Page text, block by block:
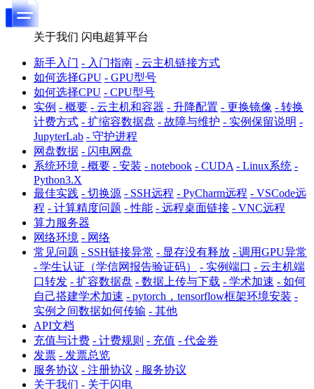
关于我们 闪电超算平台
新手入门 - 入门指南 - 云主机链接方式
如何选择GPU - GPU型号
如何选择CPU - CPU型号
实例 - 概要 - 云主机和容器 - 升降配置 - 更换镜像 - 转换
计费方式 - 扩缩容数据盘 - 故障与维护 - 实例保留说明 -
JupyterLab - 守护进程
网盘数据 - 闪电网盘
系统环境 - 概要 - 安装 - notebook - CUDA - Linux系统 -
Python3.X
最佳实践 - 切换源 - SSH远程 - PyCharm远程 - VSCode远
程 - 计算精度问题 - 性能 - 远程桌面链接 - VNC远程
算力服务器
网络环境 - 网络
常见问题 - SSH链接异常 - 显存没有释放 - 调用GPU异常
- 学生认证（学信网报告验证码）
- 实例端口 - 云主机端
口转发 - 扩容数据盘 - 数据上传与下载 - 学术加速 - 如何
自己搭建学术加速 - pytorch，tensorflow框架环境安装 -
实例之间数据如何传输 - 其他
API文档
充值与计费 - 计费规则 - 充值 - 代金券
发票 - 发票总览
服务协议 - 注册协议 - 服务协议
关于我们 - 关于闪电